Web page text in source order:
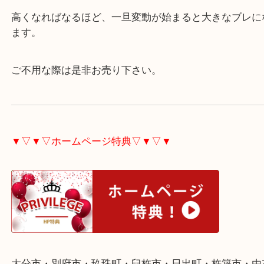
今年前半のような過去最高値を更新していくような
株価や為替相場の値動きが激しい中、現状に限り
は比較的安定しています。
高くなればなるほど、一旦変動が始まると大きなブ
ます。